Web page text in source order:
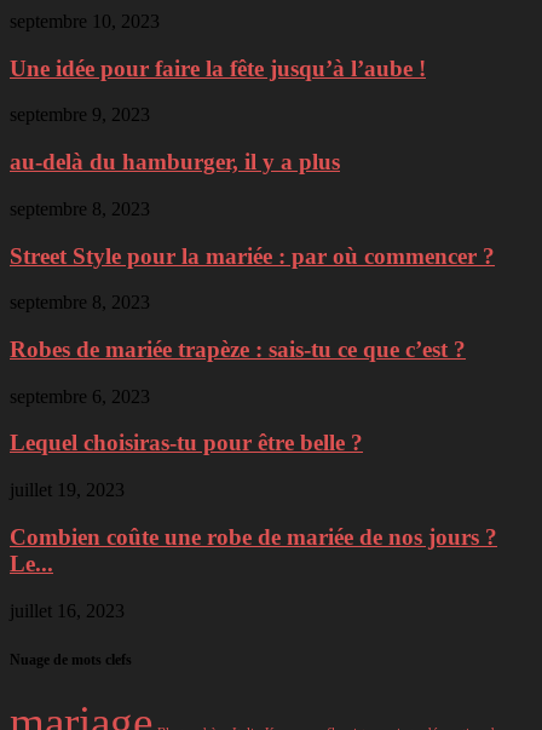
septembre 10, 2023
Une idée pour faire la fête jusqu’à l’aube !
septembre 9, 2023
au-delà du hamburger, il y a plus
septembre 8, 2023
Street Style pour la mariée : par où commencer ?
septembre 8, 2023
Robes de mariée trapèze : sais-tu ce que c’est ?
septembre 6, 2023
Lequel choisiras-tu pour être belle ?
juillet 19, 2023
Combien coûte une robe de mariée de nos jours ?
Le...
juillet 16, 2023
Nuage de mots clefs